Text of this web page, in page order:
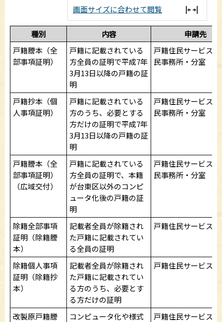
画面サイズに合わせて閲覧
種別 内容
申請先
戸籍謄本（全
部事項証明）
戸籍に記載されている
方全員の証明で平成7年
3月13日以降の戸籍の証
明
戸籍住民サービス
民事務所・分室
戸籍抄本（個
人事項証明）
戸籍に記載されている
方のうち、必要とする
方だけの証明で平成7年
3月13日以降の戸籍の証
明
戸籍住民サービス
民事務所・分室
戸籍謄本（全
部事項証明）
（広域交付）
戸籍に記載されている
方全員の証明で、本籍
が台東区以外のコンピ
ュータ化後の戸籍の証
明
戸籍住民サービス
民事務所・分室
除籍全部事項
証明（除籍謄
本）
記載者全員が除籍され
た戸籍に記載されてい
る全員の証明
戸籍住民サービス課
除籍個人事項
証明（除籍抄
本）
記載者全員が除籍され
た戸籍に記載されてい
る方のうち、必要とす
る方だけの証明
戸籍住民サービス課
改製原戸籍謄
コンピュータ化や様式
戸籍住民サービス課